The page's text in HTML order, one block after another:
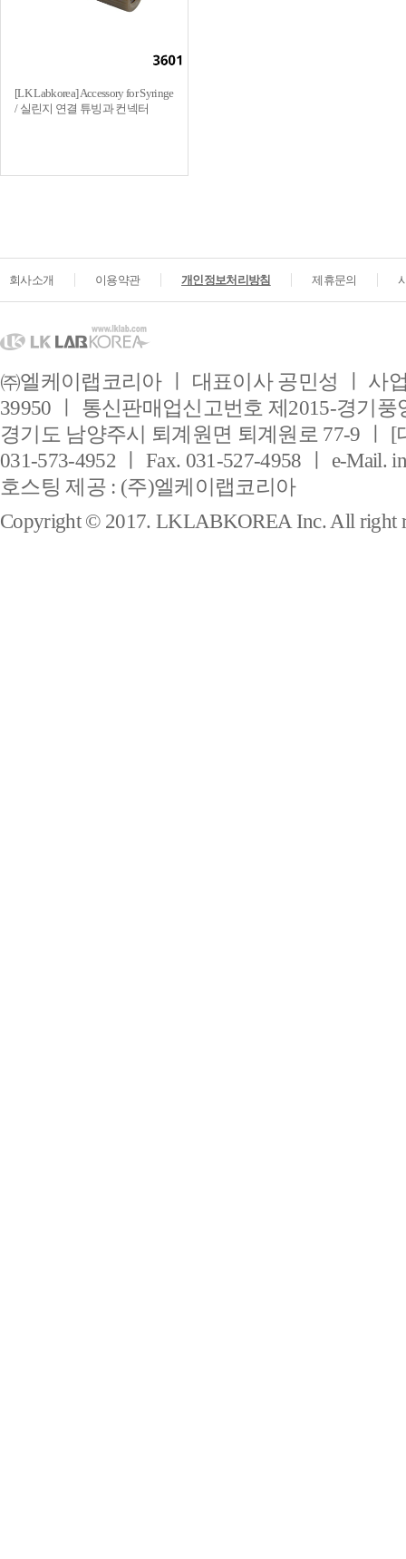
[LK Labkorea] Accessory for Syringe
/ 실린지 연결 튜빙과 컨넥터
회사소개 이용약관 개인정보처리방침 제휴문의
㈜엘케이랩코리아 ㅣ 대표이사 공민성 ㅣ 사
39950 ㅣ 통신판매업신고번호 제2015-경기풍
경기도 남양주시 퇴계원면 퇴계원로 77-9 ㅣ [
031-573-4952 ㅣ Fax. 031-527-4958 ㅣ e-Mail.
호스팅 제공 : (주)엘케이랩코리아
Copyright © 2017. LKLABKOREA Inc. All right